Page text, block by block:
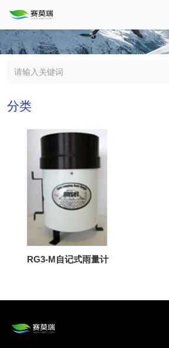
分类
RG3-M自记式雨量计